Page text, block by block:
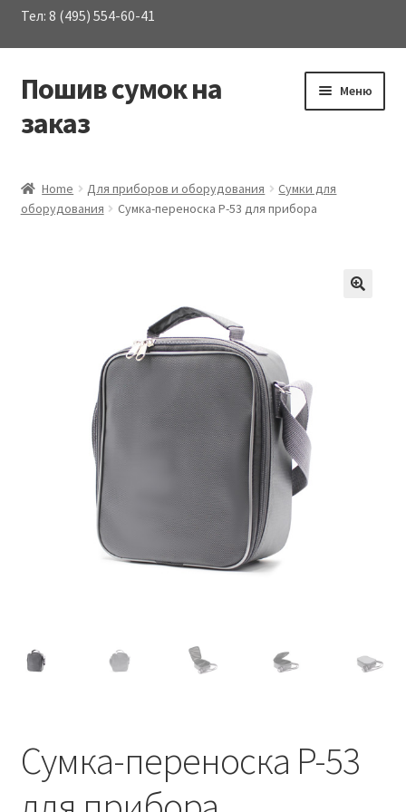
Тел: 8 (495) 554-60-41
Перейти
к
навигации
Перейти
к
содержимому
Пошив сумок на
заказ
Меню
О Компании
Home Для приборов и оборудования
Сумки для
оборудования
Сумка-переноска P-53 для прибора
Сумка-переноска P-53